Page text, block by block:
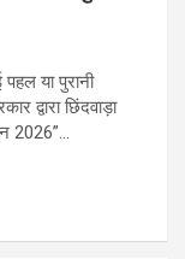
या पुरानी
द्वारा छिंदवाड़ा
2026”…